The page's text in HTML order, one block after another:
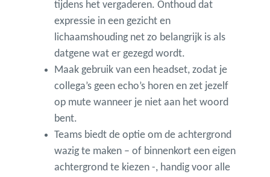
tijdens het vergaderen. Onthoud dat
expressie in een gezicht en
lichaamshouding net zo belangrijk is als
datgene wat er gezegd wordt.
Maak gebruik van een headset, zodat je
collega’s geen echo’s horen en zet jezelf
op mute wanneer je niet aan het woord
bent.
Teams biedt de optie om de achtergrond
wazig te maken – of binnenkort een eigen
achtergrond te kiezen -, handig voor alle